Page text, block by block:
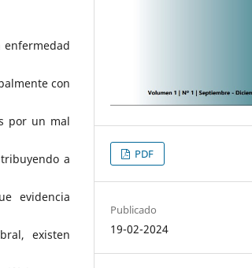
enfermedad
con
por un mal
a
evidencia
existen
PDF
Publicado
19-02-2024